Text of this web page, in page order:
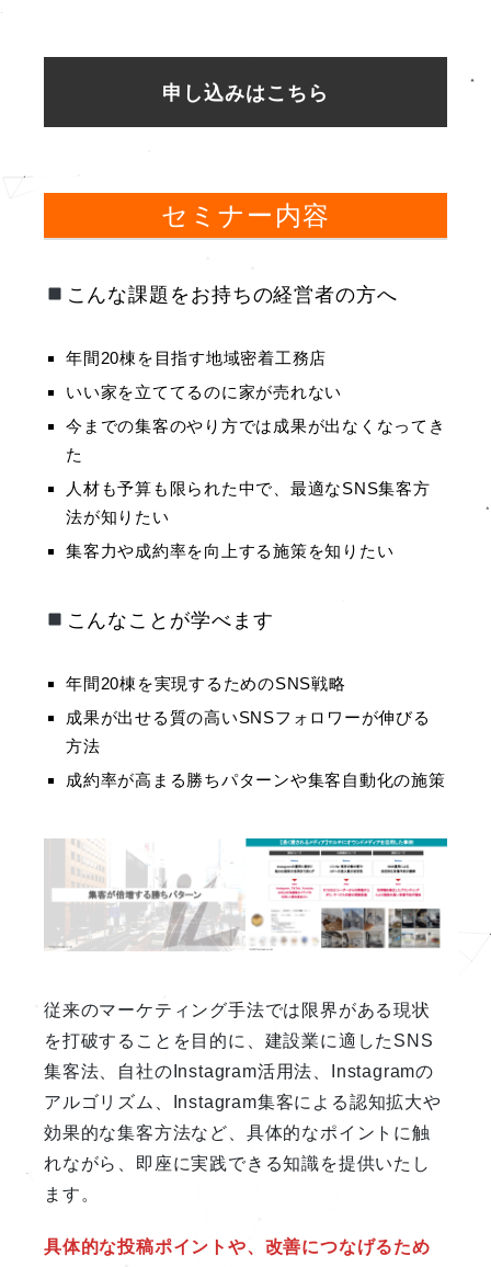
申し込みはこちら
セミナー内容
こんな課題をお持ちの経営者の方へ
年間20棟を目指す地域密着工務店
いい家を立ててるのに家が売れない
今までの集客のやり方では成果が出なくなってき
た
人材も予算も限られた中で、最適なSNS集客方
法が知りたい
集客力や成約率を向上する施策を知りたい
こんなことが学べます
年間20棟を実現するためのSNS戦略
成果が出せる質の高いSNSフォロワーが伸びる
方法
成約率が高まる勝ちパターンや集客自動化の施策
従来のマーケティング手法では限界がある現状
を打破することを目的に、建設業に適したSNS
集客法、自社のInstagram活用法、Instagramの
アルゴリズム、Instagram集客による認知拡大や
効果的な集客方法など、具体的なポイントに触
れながら、即座に実践できる知識を提供いたし
ます。
具体的な投稿ポイントや、改善につなげるため